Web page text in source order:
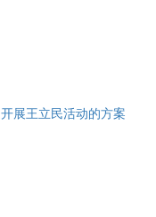
开展王立民活动的方案